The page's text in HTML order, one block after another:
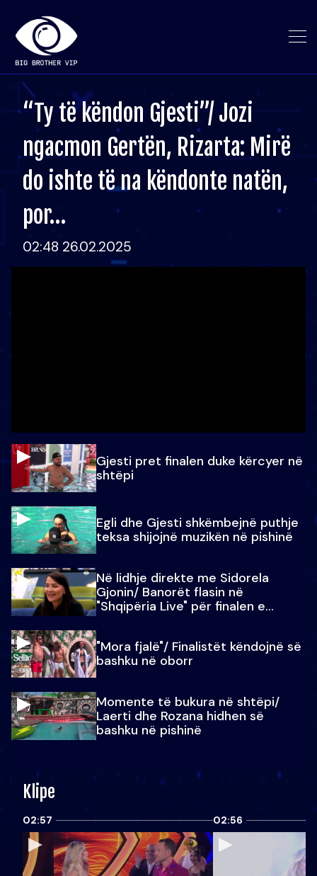
“Ty të këndon Gjesti”/ Jozi
ngacmon Gertën, Rizarta: Mirë
do ishte të na këndonte natën,
por…
02:48 26.02.2025
Gjesti pret finalen duke kërcyer në
shtëpi
Egli dhe Gjesti shkëmbejnë puthje
teksa shijojnë muzikën në pishinë
Në lidhje direkte me Sidorela
Gjonin/ Banorët flasin në
"Shqipëria Live" për finalen e
"Mora fjalë"/ Finalistët këndojnë së
bashku në oborr
Momente të bukura në shtëpi/
Laerti dhe Rozana hidhen së
bashku në pishinë
Klipe
02:57 02:56